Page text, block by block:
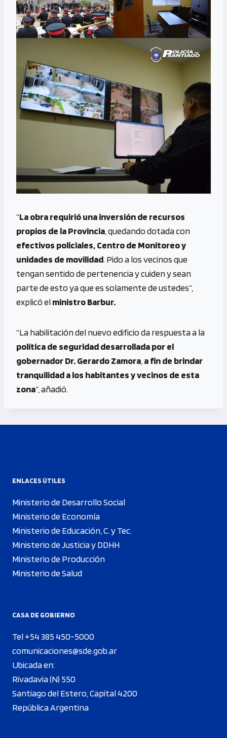
“La obra requirió una inversión de recursos
propios de la Provincia , quedando dotada con
efectivos policiales, Centro de Monitoreo y
unidades de movilidad. Pido a los vecinos que
tengan sentido de pertenencia y cuiden y sean
parte de esto ya que es solamente de ustedes”,
explicó elministro Barbur.
“La habilitación del nuevo edificio da respuesta a la
política de seguridad desarrollada por el
gobernador Dr. Gerardo Zamora a fin de brindar
tranquilidad a los habitantes y vecinos de esta
zona”, añadió.
ENLACES ÚTILES
Ministerio de Desarrollo Social
Ministerio de Economía
Ministerio de Educación, C. y Tec.
Ministerio de Justicia y DDHH
Ministerio de Producción
Ministerio de Salud
CASA DE GOBIERNO
Tel +54 385 450-5000
comunicaciones@sde.gob.ar
Ubicada en:
Rivadavia (N) 550
Santiago del Estero, Capital 4200
República Argentina